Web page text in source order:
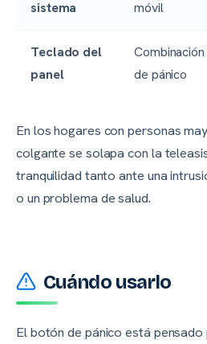
sistema móvil
Teclado del
panel
de pánico
En los hogares con personas
colgante se solapa con la
tranquilidad tanto ante una
o un problema de salud.
Cuándo usarlo
El botón de pánico está